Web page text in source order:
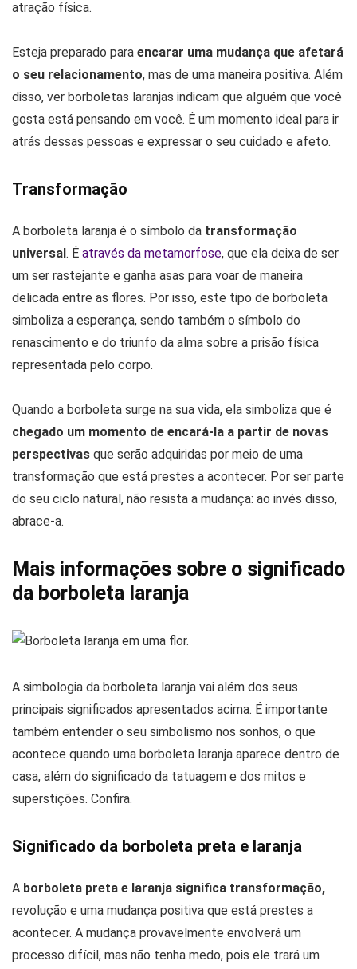
atração física.
Esteja preparado para encarar uma mudança que afetará
o seu relacionamento, mas de uma maneira positiva. Além
disso, ver borboletas laranjas indicam que alguém que você
gosta está pensando em você. É um momento ideal para ir
atrás dessas pessoas e expressar o seu cuidado e afeto.
Transformação
A borboleta laranja é o símbolo da transformação
universal . É através da metamorfose, que ela deixa de ser
um ser rastejante e ganha asas para voar de maneira
delicada entre as flores. Por isso, este tipo de borboleta
simboliza a esperança, sendo também o símbolo do
renascimento e do triunfo da alma sobre a prisão física
representada pelo corpo.
Quando a borboleta surge na sua vida, ela simboliza que é
chegado um momento de encará-la a partir de novas
perspectivas que serão adquiridas por meio de uma
transformação que está prestes a acontecer. Por ser parte
do seu ciclo natural, não resista a mudança: ao invés disso,
abrace-a.
Mais informações sobre o significado
da borboleta laranja
A simbologia da borboleta laranja vai além dos seus
principais significados apresentados acima. É importante
também entender o seu simbolismo nos sonhos, o que
acontece quando uma borboleta laranja aparece dentro de
casa, além do significado da tatuagem e dos mitos e
superstições. Confira.
Significado da borboleta preta e laranja
A borboleta preta e laranja significa transformação,
revolução e uma mudança positiva que está prestes a
acontecer. A mudança provavelmente envolverá um
processo difícil, mas não tenha medo, pois ele trará um